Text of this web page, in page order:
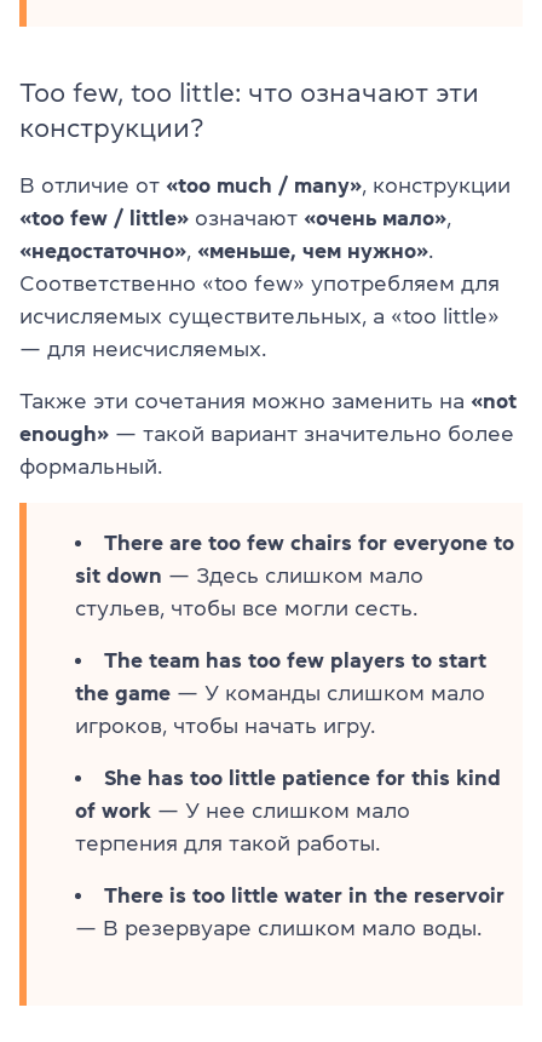
Too few, too little: что означают эти
конструкции?
В отличие от «too much / many» , конструкции
«too few / little» означают «очень мало»
«недостаточно» «меньше, чем нужно»
Соответственно «too few» употребляем для
исчисляемых существительных, а «too little»
— для неисчисляемых.
Также эти сочетания можно заменить на «not
enough» — такой вариант значительно более
формальный.
There are too few chairs for everyone to
sit down — Здесь слишком мало
стульев, чтобы все могли сесть.
The team has too few players to start
the game — У команды слишком мало
игроков, чтобы начать игру.
She has too little patience for this kind
of work — У нее слишком мало
терпения для такой работы.
There is too little water in the reservoir
— В резервуаре слишком мало воды.